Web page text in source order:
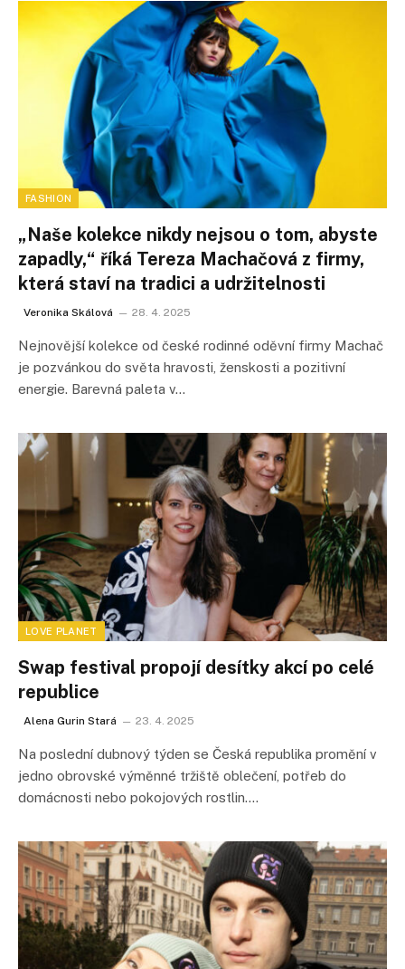
FASHION
„Naše kolekce nikdy nejsou o tom, abyste
zapadly,“ říká Tereza Machačová z firmy,
která staví na tradici a udržitelnosti
Veronika Skálová 28. 4. 2025
Nejnovější kolekce od české rodinné oděvní firmy Machač
je pozvánkou do světa hravosti, ženskosti a pozitivní
energie. Barevná paleta v…
LOVE PLANET
Swap festival propojí desítky akcí po celé
republice
Alena Gurin Stará 23. 4. 2025
Na poslední dubnový týden se Česká republika promění v
jedno obrovské výměnné tržiště oblečení, potřeb do
domácnosti nebo pokojových rostlin.…